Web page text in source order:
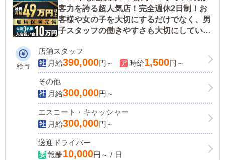
客力を誇る超人気店！完全週休2日制！お
客様や女の子を大切にするだけでなく、男
子スタッフの働きやすさも大切にしている
給与
店舗スタッフ
月給390,000円～ 時給1,500円～
その他
月給300,000円～
エスコート・キャッシャー
月給300,000円～
送迎ドライバー
報酬10,000円～ / 日